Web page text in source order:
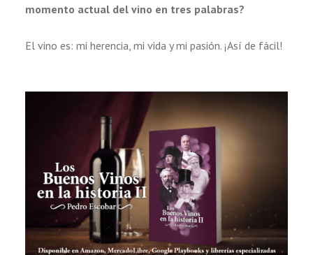
momento actual del vino en tres palabras?
El vino es: mi herencia, mi vida y mi pasión. ¡Así de fácil!